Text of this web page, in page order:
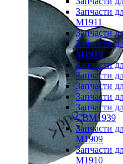
Запчасти
M1911
Запчасти
Запчасти
M1919
Запчасти
Запчасти
Запчасти
Запчасти
Запчасти
CBM1939
Запчасти
M1909
Запчасти
M1910